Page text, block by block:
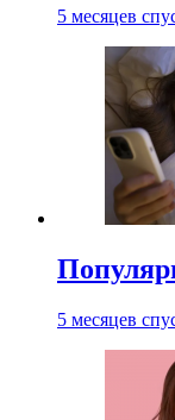
5 месяцев
5 месяцев